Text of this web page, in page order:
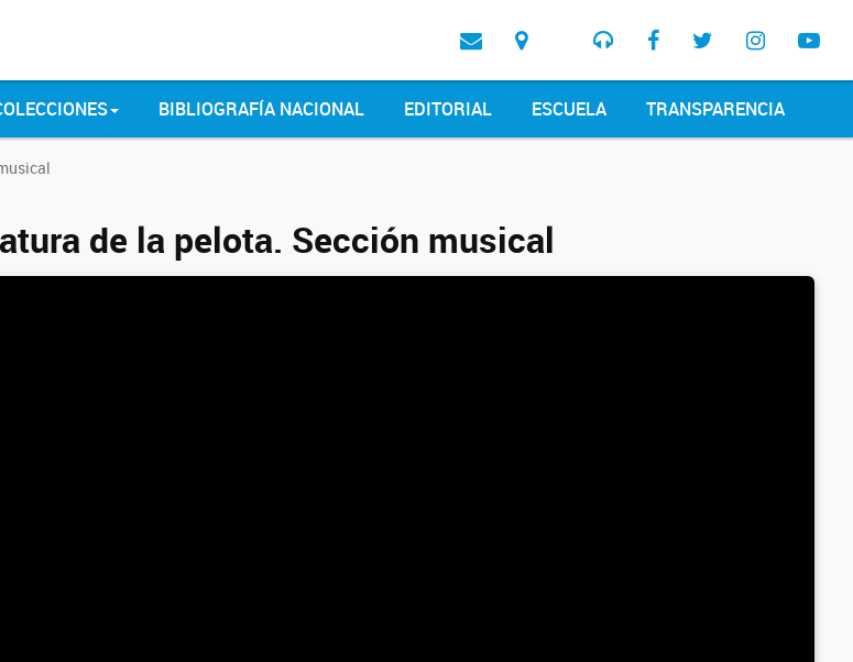
BIBLIOGRAFÍA NACIONAL EDITORIAL ESCUELA TRANSPARENCIA
de la pelota. Sección musical